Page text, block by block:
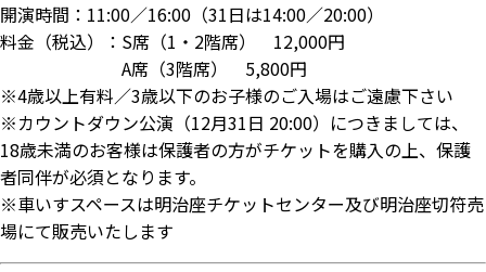
開演時間：11:00／16:00（31日は14:00／20:00）
料金（税込）：S席（1・2階席） 12,000円
A席（3階席） 5,800円
※4歳以上有料／3歳以下のお子様のご入場はご遠慮下さい
※カウントダウン公演（12月31日 20:00）につきましては、
18歳未満のお客様は保護者の方がチケットを購入の上、保護
者同伴が必須となります。
※車いすスペースは明治座チケットセンター及び明治座切符売
場にて販売いたします